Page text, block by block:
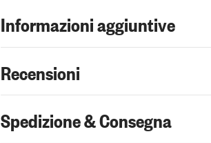
Informazioni aggiuntive
Recensioni
Spedizione & Consegna